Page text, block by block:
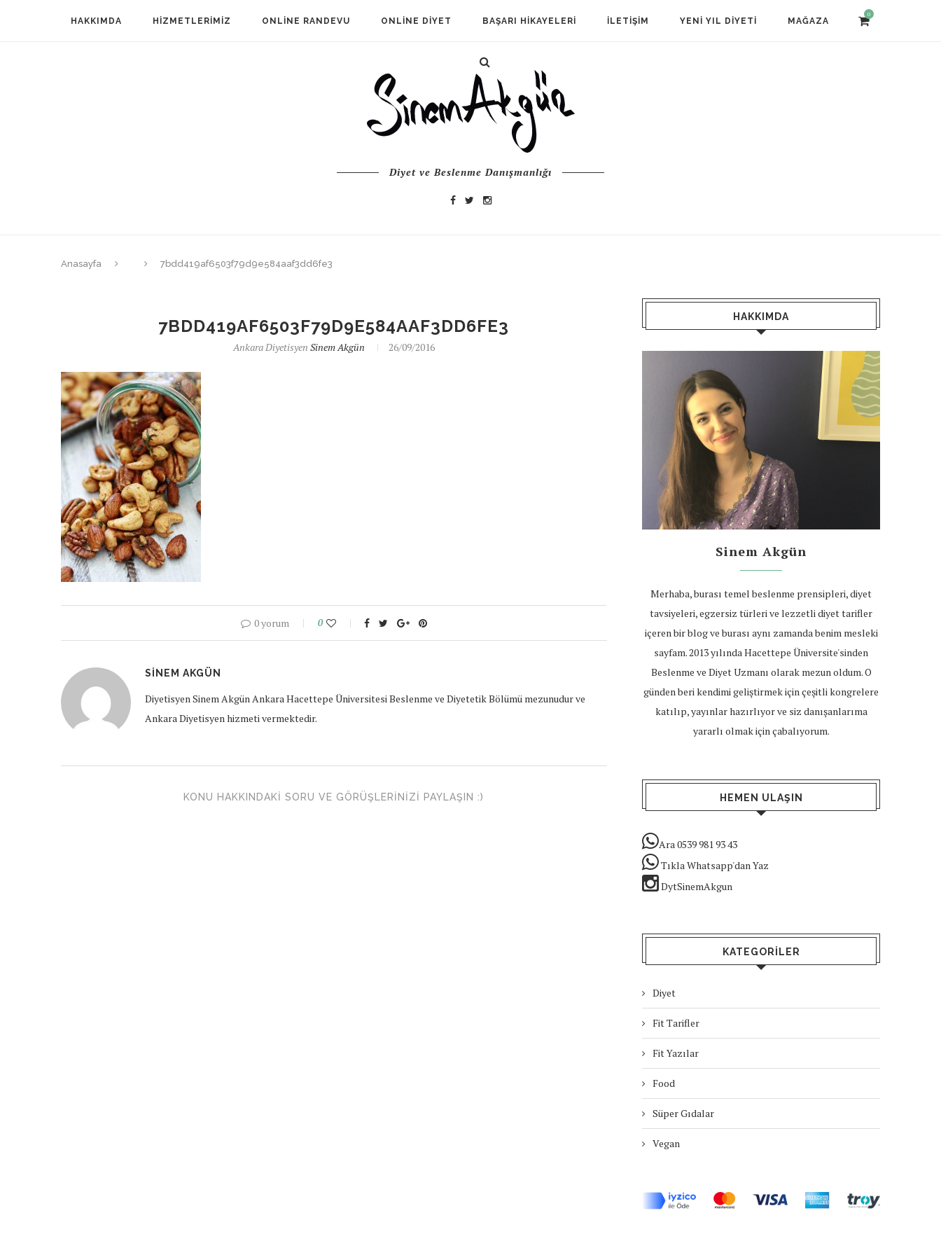
HAKKIMDA HIZMETLERIMIZ ONLINE RANDEVU ONLINE DIYET BAŞARI HIKAYELERI İLETIŞIM YENI YIL DIYETI MAĞAZA
0
Diyet ve Beslenme Danışmanlığı
Anasayfa 7bdd419af6503f79d9e584aaf3dd6fe3
7BDD419AF6503F79D9E584AAF3DD6FE3
Ankara Diyetisyen Sinem Akgün 26/09/2016
0 yorum 0
SINEM AKGÜN
Diyetisyen Sinem Akgün Ankara Hacettepe Üniversitesi Beslenme ve Diyetetik Bölümü mezunudur ve
Ankara Diyetisyen hizmeti vermektedir.
KONU HAKKINDAKI SORU VE GÖRÜŞLERINIZI PAYLAŞIN :)
HAKKIMDA
Sinem Akgün
Merhaba, burası temel beslenme prensipleri, diyet
tavsiyeleri, egzersiz türleri ve lezzetli diyet tarifler
içeren bir blog ve burası aynı zamanda benim mesleki
sayfam. 2013 yılında Hacettepe Üniversite'sinden
Beslenme ve Diyet Uzmanı olarak mezun oldum. O
günden beri kendimi geliştirmek için çeşitli kongrelere
katılıp, yayınlar hazırlıyor ve siz danışanlarıma
yararlı olmak için çabalıyorum.
HEMEN ULAŞIN
Ara 0539 981 93 43
Tıkla Whatsapp'dan Yaz
DytSinemAkgun
KATEGORILER
Diyet
Fit Tarifler
Fit Yazılar
Food
Süper Gıdalar
Vegan